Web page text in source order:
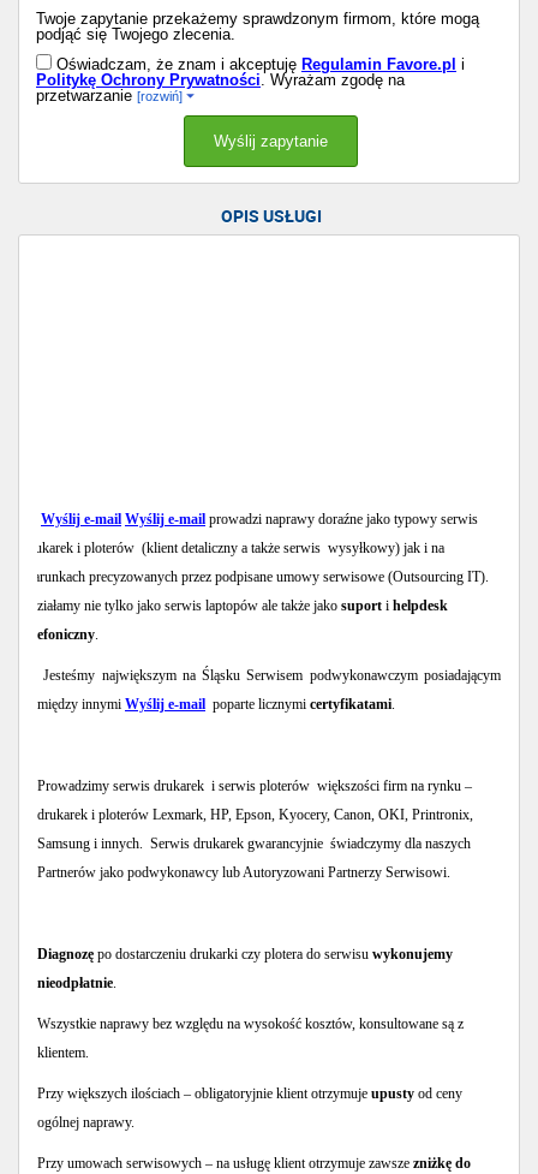
Twoje zapytanie przekażemy sprawdzonym firmom, które mogą
podjąć się Twojego zlecenia.
Oświadczam, że znam i akceptuję Regulamin Favore.pl i
Politykę Ochrony Prywatności . Wyrażam zgodę na
przetwarzanie [rozwiń]
OPIS USŁUGI
Wyślij e-mail Wyślij e-mail prowadzi naprawy doraźne jako typowy serwis
drukarek i ploterów (klient detaliczny a także serwis wysyłkowy) jak i na
warunkach precyzowanych przez podpisane umowy serwisowe (Outsourcing IT).
Działamy nie tylko jako serwis laptopów ale także jako suport i helpdesk
telefoniczny
Jesteśmy największym na Śląsku Serwisem podwykonawczym posiadającym
między innymi Wyślij e-mail poparte licznymi certyfikatami
Prowadzimy serwis drukarek i serwis ploterów większości firm na rynku –
drukarek i ploterów Lexmark, HP, Epson, Kyocery, Canon, OKI, Printronix,
Samsung i innych. Serwis drukarek gwarancyjnie świadczymy dla naszych
Partnerów jako podwykonawcy lub Autoryzowani Partnerzy Serwisowi.
Diagnozę po dostarczeniu drukarki czy plotera do serwisu wykonujemy
nieodpłatnie
Wszystkie naprawy bez względu na wysokość kosztów, konsultowane są z
klientem.
Przy większych ilościach – obligatoryjnie klient otrzymuje upusty od ceny
ogólnej naprawy.
Przy umowach serwisowych – na usługę klient otrzymuje zawsze zniżkę do